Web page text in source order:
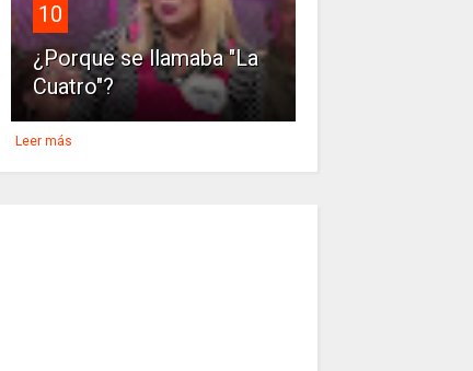
10
¿Porque se llamaba "La
Cuatro"?
Leer más